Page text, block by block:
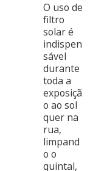
O uso de
filtro
solar é
indispen
sável
durante
toda a
exposiçã
o ao sol
quer na
rua,
limpand
o o
quintal,